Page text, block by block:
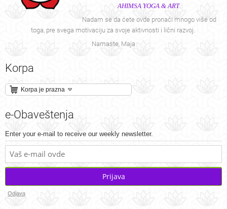
AHIMSA YOGA & ART.
Nadam se da ćete ovde pronaći mnogo više od
toga, pre svega motivaciju za svoje aktivnosti i lični razvoj.
Namaste, Maja
Korpa
Korpa je prazna
e-Obaveštenja
Enter your e-mail to receive our weekly newsletter.
Prijava
Odjava